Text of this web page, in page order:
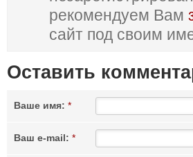
рекомендуем Вам
сайт под своим
Оставить
Ваше имя: *
Ваш e-mail: *